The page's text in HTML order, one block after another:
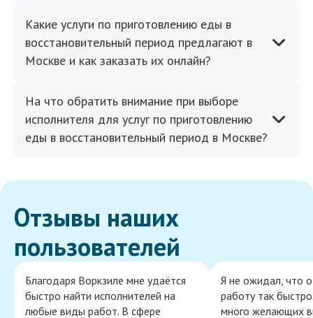
Какие услуги по приготовлению еды в
восстановительный период предлагают в
Москве и как заказать их онлайн?
На что обратить внимание при выборе
исполнителя для услуг по приготовлению
еды в восстановительный период в Москве?
Отзывы наших
пользователей
Благодаря Воркзиле мне удаётся
быстро найти исполнителей на
любые виды работ. В сфере
Я не ожидал, что
работу так
много желающих